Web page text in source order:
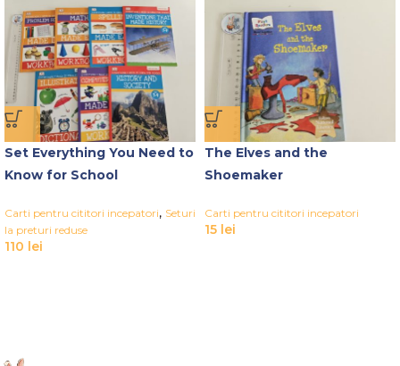
Set Everything You Need to
Know for School
Carti pentru cititori incepatori, Seturi
la preturi reduse
110 lei
The Elves and the
Shoemaker
Carti pentru cititori incepatori
15 lei